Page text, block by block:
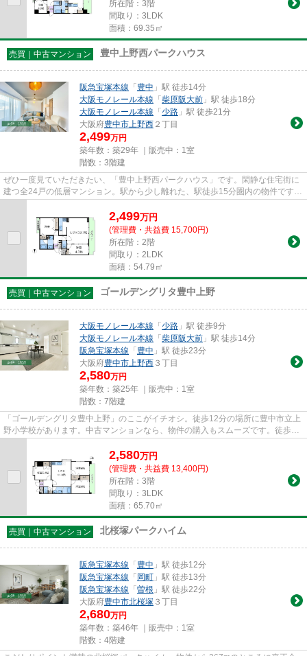
所在階：3階
間取り：3LDK
面積：69.35㎡
売買｜中古マンション 豊中上野西パークハウス
阪急宝塚本線 「 豊中 」駅 徒歩14分
大阪モノレール本線 「 柴原阪大前 」駅 徒歩18分
大阪モノレール本線 「 少路 」駅 徒歩21分
大阪府豊中市上野西 ２丁目
2,499万円
築年数：築29年 ｜販売中： 1室
階数：3階建
ぜひ一度見ていただきたい、「豊中上野西パークハウス」です。閑静な住宅街に
建つ全24戸の低層マンション。駅から少し離れた、駅徒歩15分圏内の物件です。
2,499万円
(管理費・共益費 15,700円)
所在階：2階
間取り：2LDK
面積：54.79㎡
売買｜中古マンション ゴールデングリタ豊中上野
大阪モノレール本線 「 少路 」駅 徒歩9分
大阪モノレール本線 「 柴原阪大前 」駅 徒歩14分
阪急宝塚本線 「 豊中 」駅 徒歩23分
大阪府豊中市上野西 ３丁目
2,580万円
築年数：築25年 ｜販売中： 1室
階数：7階建
「ゴールデングリタ豊中上野」のここがイチオシ。徒歩12分の場所に豊中市立上
野小学校があります。中古マンションなら、物件の購入もスムーズです。徒歩9
2,580万円
(管理費・共益費 13,400円)
所在階：3階
間取り：3LDK
面積：65.70㎡
売買｜中古マンション 北桜塚パークハイム
阪急宝塚本線 「 豊中 」駅 徒歩12分
阪急宝塚本線 「 岡町 」駅 徒歩13分
阪急宝塚本線 「 曽根 」駅 徒歩22分
大阪府豊中市北桜塚 ３丁目
2,680万円
築年数：築46年 ｜販売中： 1室
階数：4階建